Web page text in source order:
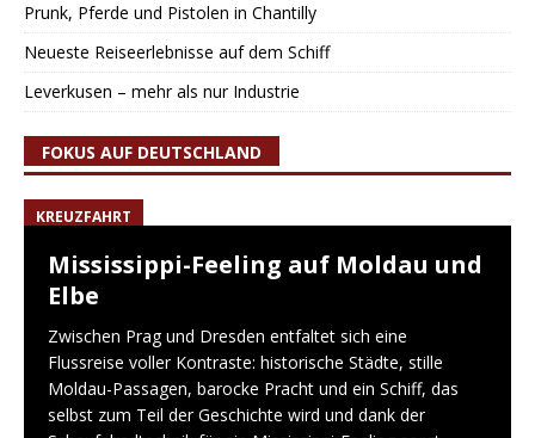
Prunk, Pferde und Pistolen in Chantilly
Neueste Reiseerlebnisse auf dem Schiff
Leverkusen – mehr als nur Industrie
FOKUS AUF DEUTSCHLAND
KREUZFAHRT
Mississippi-Feeling auf Moldau und
Elbe
Zwischen Prag und Dresden entfaltet sich eine
Flussreise voller Kontraste: historische Städte, stille
Moldau-Passagen, barocke Pracht und ein Schiff, das
selbst zum Teil der Geschichte wird und dank der